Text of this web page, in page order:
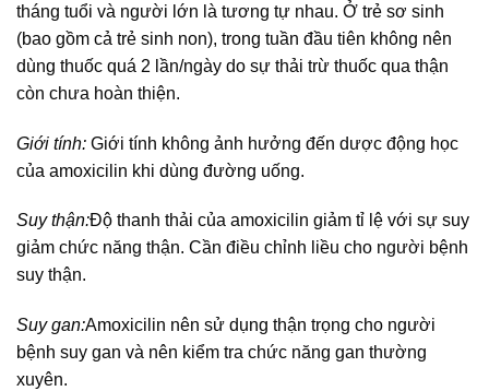
tháng tuổi và người lớn là tương tự nhau. Ở trẻ sơ sinh
(bao gồm cả trẻ sinh non), trong tuần đầu tiên không nên
dùng thuốc quá 2 lần/ngày do sự thải trừ thuốc qua thận
còn chưa hoàn thiện.
Giới tính: Giới tính không ảnh hưởng đến dược động học
của amoxicilin khi dùng đường uống.
Suy thận:Độ thanh thải của amoxicilin giảm tỉ lệ với sự suy
giảm chức năng thận. Cần điều chỉnh liều cho người bệnh
suy thận.
Suy gan:Amoxicilin nên sử dụng thận trọng cho người
bệnh suy gan và nên kiểm tra chức năng gan thường
xuyên.